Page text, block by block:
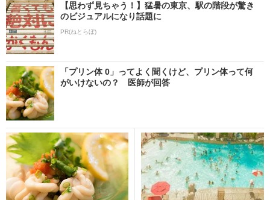
【思わず見ちゃう！】猛暑の東京、駅の階段が驚き
のビジュアルになり話題に
PR(ねとらぼ)
「プリン体 0」ってよく聞くけど、プリン体って何
がいけないの？ 医師が回答